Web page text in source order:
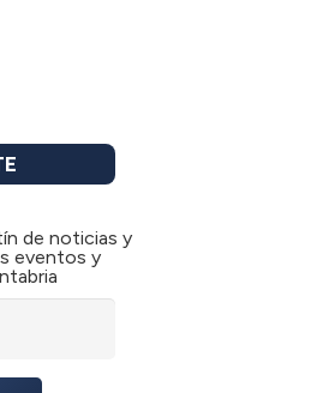
de noticias y
eventos y